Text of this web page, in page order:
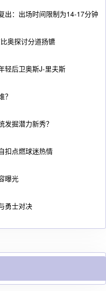
出：出场时间限制为14-17分钟
奥探讨分道扬镳
轻后卫奥斯J-里夫斯
？
发掘潜力新秀？
扣点燃球迷热情
曝光
勇士对决